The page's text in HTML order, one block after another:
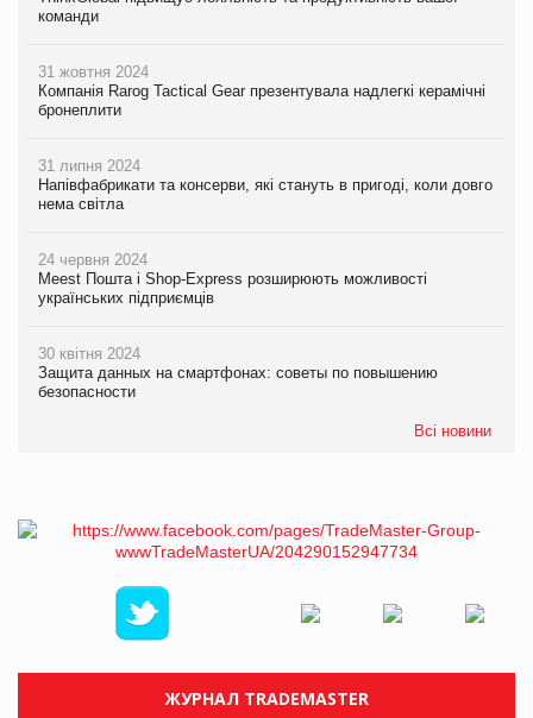
команди
31 жовтня 2024
Компанія Rarog Tactical Gear презентувала надлегкі керамічні
бронеплити
31 липня 2024
Напівфабрикати та консерви, які стануть в пригоді, коли довго
нема світла
24 червня 2024
Meest Пошта і Shop-Express розширюють можливості
українських підприємців
30 квітня 2024
Защита данных на смартфонах: советы по повышению
безопасности
Всі новини
ЖУРНАЛ TRADEMASTER